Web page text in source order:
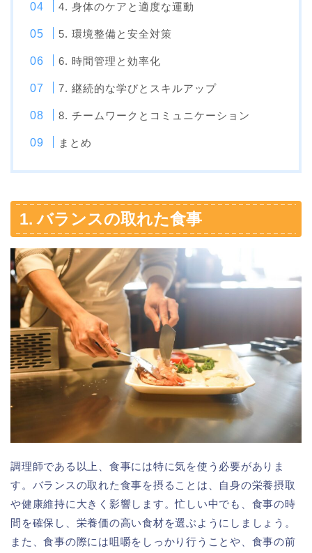
4. 身体のケアと適度な運動
5. 環境整備と安全対策
6. 時間管理と効率化
7. 継続的な学びとスキルアップ
8. チームワークとコミュニケーション
まとめ
1. バランスの取れた食事
調理師である以上、食事には特に気を使う必要がありま
す。バランスの取れた食事を摂ることは、自身の栄養摂取
や健康維持に大きく影響します。忙しい中でも、食事の時
間を確保し、栄養価の高い食材を選ぶようにしましょう。
また、食事の際には咀嚼をしっかり行うことや、食事の前